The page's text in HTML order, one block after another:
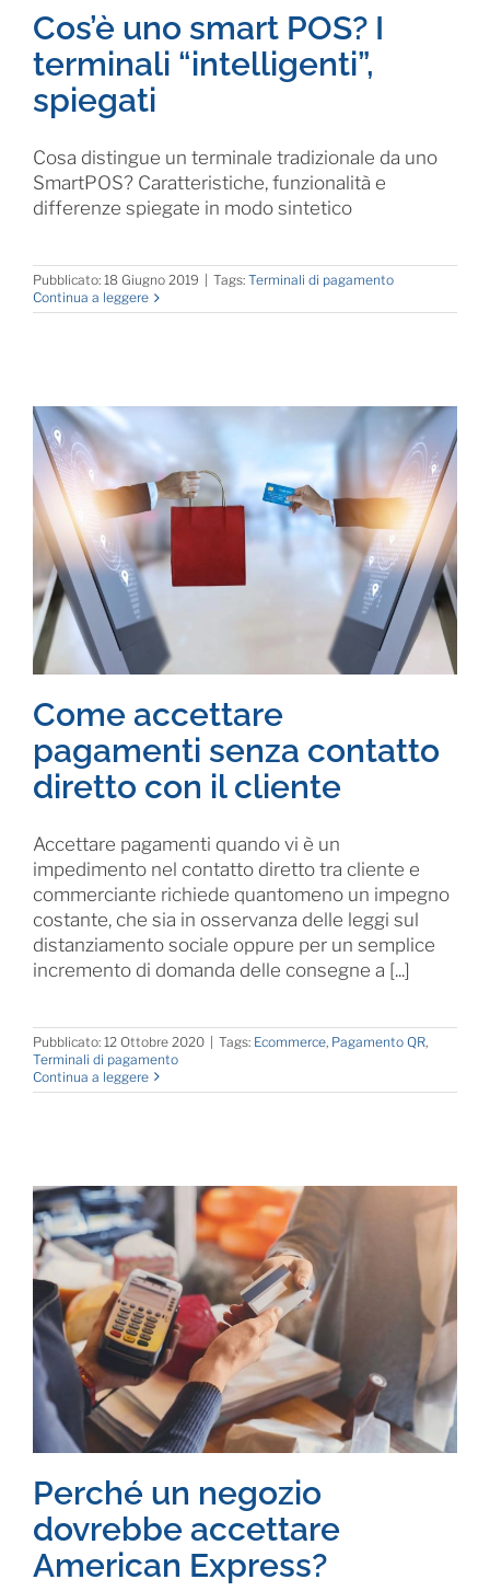
Cos’è uno smart POS? I
terminali “intelligenti”,
spiegati
Cosa distingue un terminale tradizionale da uno
SmartPOS? Caratteristiche, funzionalità e
differenze spiegate in modo sintetico
Pubblicato: 18 Giugno 2019 Tags: Terminali di pagamento
Continua a leggere
Come accettare
pagamenti senza contatto
diretto con il cliente
Accettare pagamenti quando vi è un
impedimento nel contatto diretto tra cliente e
commerciante richiede quantomeno un impegno
costante, che sia in osservanza delle leggi sul
distanziamento sociale oppure per un semplice
incremento di domanda delle consegne a [...]
Pubblicato: 12 Ottobre 2020 Tags: Ecommerce, Pagamento QR,
Terminali di pagamento
Continua a leggere
Perché un negozio
dovrebbe accettare
American Express?